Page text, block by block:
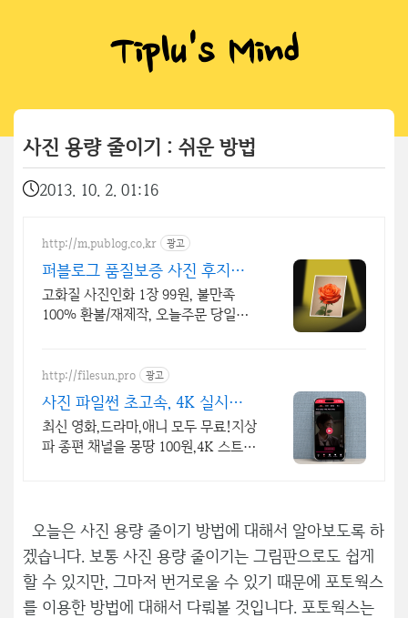
Tiplu's Mind
사진 용량 줄이기 : 쉬운 방법
2013. 10. 2. 01:16
http://m.publog.co.kr 광고
퍼블로그 품질보증 사진 후지필
름 최고급 인화지
고화질 사진인화 1장 99원, 불만족
100% 환불/재제작, 오늘주문 당일출
http://filesun.pro 광고
사진 파일썬 초고속, 4K 실시간
보기!
최신 영화,드라마,애니 모두 무료!지상
파 종편 채널을 몽땅 100원,4K 스트리
오늘은 사진 용량 줄이기 방법에 대해서 알아보도록 하
겠습니다. 보통 사진 용량 줄이기는 그림판으로도 쉽게
할 수 있지만, 그마저 번거로울 수 있기 때문에 포토웍스
를 이용한 방법에 대해서 다뤄볼 것입니다. 포토웍스는